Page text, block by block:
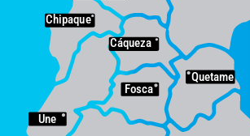
Fosca
Chipaque
Quetame
Une
Cáqueza